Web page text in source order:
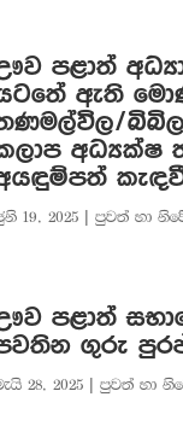
පළාත්
ඇති
බිබිල
අධ්‍යක්ෂ
19, 2025| පුවත් හා
පළාත්
ගුරු
28, 2025| පුවත් හා